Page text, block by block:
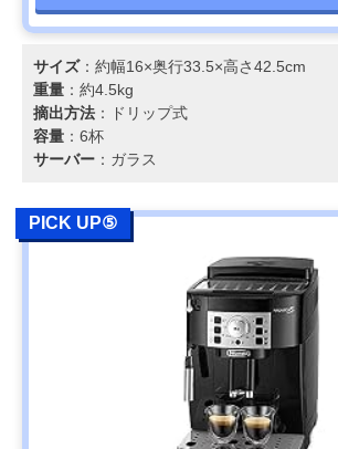
サイズ：約幅16×奥行33.5×高さ42.5cm
重量 ：約4.5kg
摘出方法 ：ドリップ式
容量 ：6杯
サーバー ：ガラス
PICK UP⑤